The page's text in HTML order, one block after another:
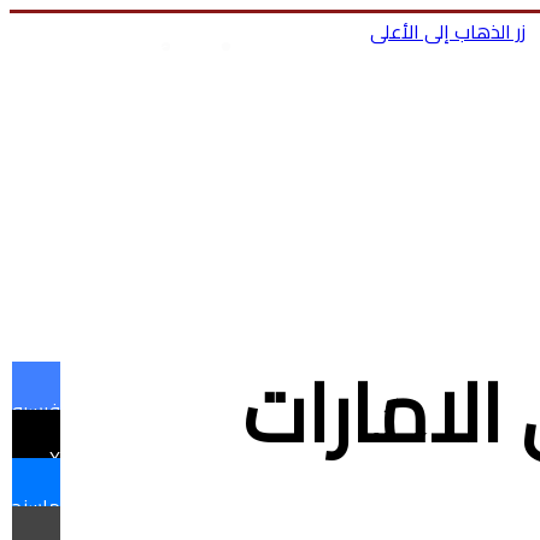
X
ماسنجر
زر الذهاب إلى الأعلى